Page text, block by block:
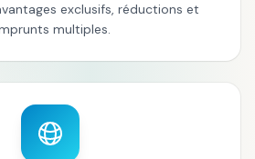
exclusifs, réductions et
multiples.